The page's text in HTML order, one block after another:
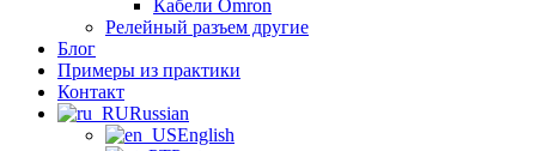
Кабели Omron
Релейный разъем другие
Блог
Примеры из практики
Контакт
Russian
English